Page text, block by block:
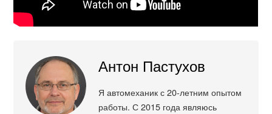
Антон Пастухов
Я автомеханик с 20-летним опытом
работы. С 2015 года являюсь